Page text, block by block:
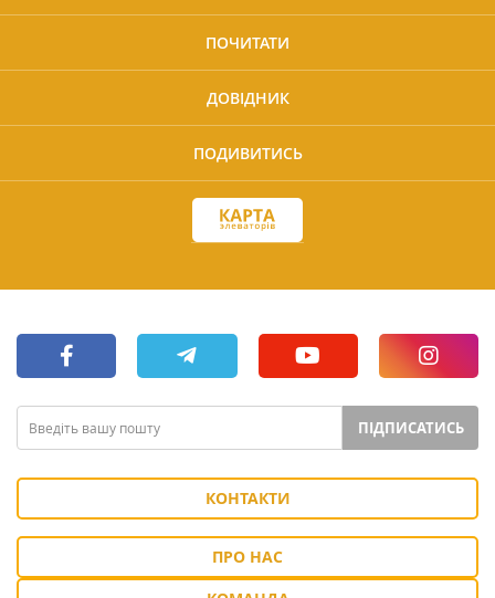
ПОЧИТАТИ
ДОВІДНИК
ПОДИВИТИСЬ
ПІДПИСАТИСЬ
КОНТАКТИ
ПРО НАС